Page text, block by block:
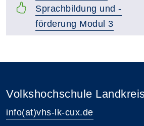
Sprachbildung und -
förderung Modul 3
Volkshochschule
info(at)vhs-lk-cux.de